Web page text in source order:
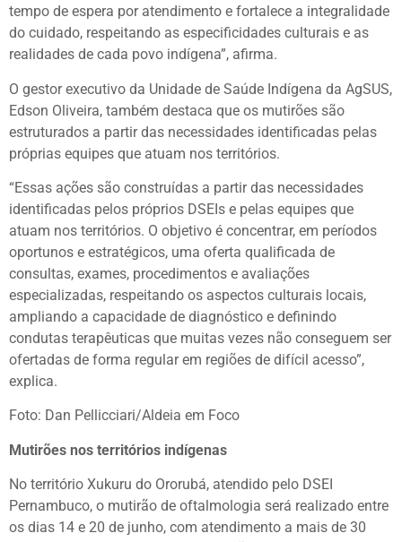
tempo de espera por atendimento e fortalece a integralidade
do cuidado, respeitando as especificidades culturais e as
realidades de cada povo indígena”, afirma.
O gestor executivo da Unidade de Saúde Indígena da AgSUS,
Edson Oliveira, também destaca que os mutirões são
estruturados a partir das necessidades identificadas pelas
próprias equipes que atuam nos territórios.
“Essas ações são construídas a partir das necessidades
identificadas pelos próprios DSEIs e pelas equipes que
atuam nos territórios. O objetivo é concentrar, em períodos
oportunos e estratégicos, uma oferta qualificada de
consultas, exames, procedimentos e avaliações
especializadas, respeitando os aspectos culturais locais,
ampliando a capacidade de diagnóstico e definindo
condutas terapêuticas que muitas vezes não conseguem ser
ofertadas de forma regular em regiões de difícil acesso”,
explica.
Foto: Dan Pellicciari/Aldeia em Foco
Mutirões nos territórios indígenas
No território Xukuru do Ororubá, atendido pelo DSEI
Pernambuco, o mutirão de oftalmologia será realizado entre
os dias 14 e 20 de junho, com atendimento a mais de 30